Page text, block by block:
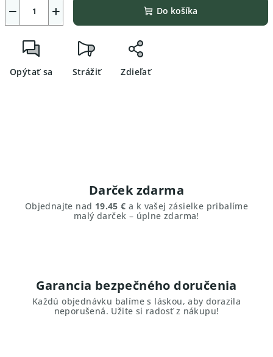
+
− Do košíka
Opýtať sa Strážiť Zdieľať
Darček zdarma
Objednajte nad 19.45 € a k vašej zásielke pribalíme
malý darček – úplne zdarma!
Garancia bezpečného doručenia
Každú objednávku balíme s láskou, aby dorazila
neporušená. Užite si radosť z nákupu!